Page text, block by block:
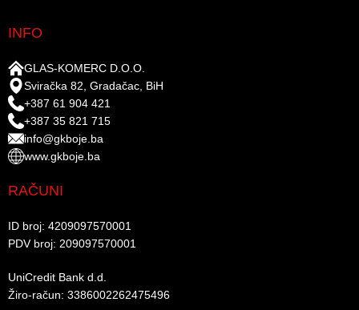
INFO
GLAS-KOMERC D.O.O.
Sviračka 82, Gradačac, BiH
+387 61 904 421
+387 35 821 715
info@gkboje.ba
www.gkboje.ba
RAČUNI
ID broj: 4209097570001​
PDV broj: 209097570001 ​
UniCredit Bank d.d.​
Žiro-račun: 3386002262475496​​